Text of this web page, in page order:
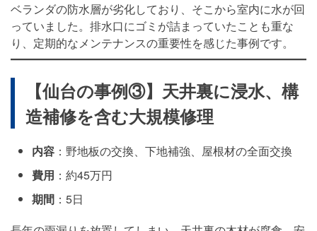
ベランダの防水層が劣化しており、そこから室内に水が回
っていました。排水口にゴミが詰まっていたことも重な
り、定期的なメンテナンスの重要性を感じた事例です。
【仙台の事例③】天井裏に浸水、構
造補修を含む大規模修理
内容 ：野地板の交換、下地補強、屋根材の全面交換
費用 ：約45万円
期間 ：5日